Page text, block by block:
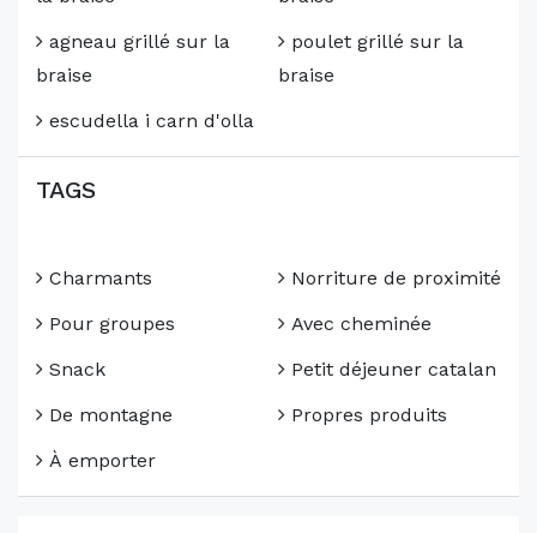
agneau grillé sur la
braise
escudella i carn d'olla
poulet grillé sur la
braise
TAGS
Charmants
Pour groupes
Snack
De montagne
À emporter
Norriture de proximité
Avec cheminée
Petit déjeuner catalan
Propres produits